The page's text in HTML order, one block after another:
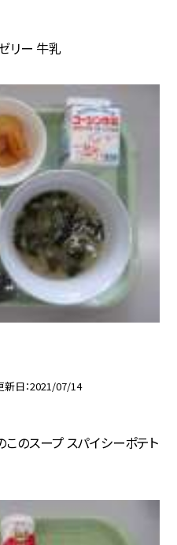
リー 牛乳
新日 2021/07/14
のスープ スパイシーポテト